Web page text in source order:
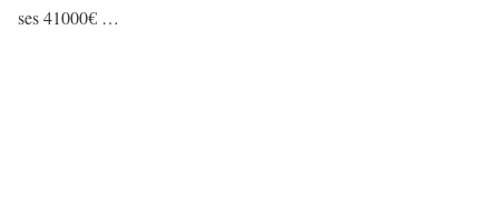
ses 41000€ …